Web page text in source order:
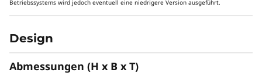
LEISTUNGSSTARKE KOMBINIERTE KI-
Betriebssystems wird jedoch eventuell eine niedrigere Version ausgeführt.
Design
Abmessungen (H x B x T)